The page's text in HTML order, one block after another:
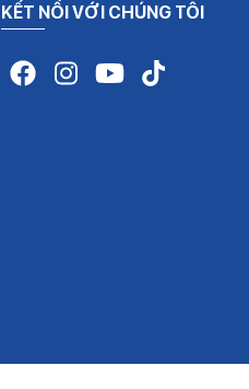
KẾT NỐI VỚI CHÚNG TÔI